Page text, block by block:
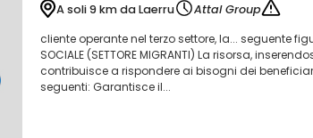
A soli 9 km da Laerru
Attal Group
cliente operante nel terzo settore, la... seguente
SOCIALE (SETTORE MIGRANTI) La risorsa,
contribuisce a rispondere ai bisogni dei
seguenti: Garantisce il...